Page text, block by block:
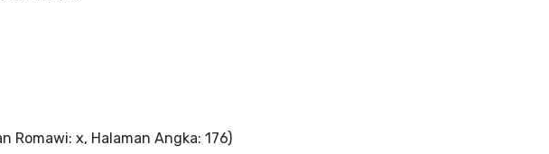
Romawi: x, Halaman Angka: 176)